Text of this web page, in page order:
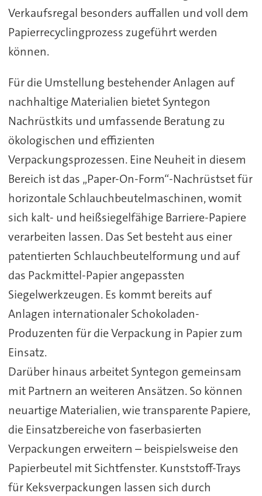
Verkaufsregal besonders auffallen und voll dem
Papierrecyclingprozess zugeführt werden
können.
Für die Umstellung bestehender Anlagen auf
nachhaltige Materialien bietet Syntegon
Nachrüstkits und umfassende Beratung zu
ökologischen und effizienten
Verpackungsprozessen. Eine Neuheit in diesem
Bereich ist das „Paper-On-Form“-Nachrüstset für
horizontale Schlauchbeutelmaschinen, womit
sich kalt- und heißsiegelfähige Barriere-Papiere
verarbeiten lassen. Das Set besteht aus einer
patentierten Schlauchbeutelformung und auf
das Packmittel-Papier angepassten
Siegelwerkzeugen. Es kommt bereits auf
Anlagen internationaler Schokoladen-
Produzenten für die Verpackung in Papier zum
Einsatz.
Darüber hinaus arbeitet Syntegon gemeinsam
mit Partnern an weiteren Ansätzen. So können
neuartige Materialien, wie transparente Papiere,
die Einsatzbereiche von faserbasierten
Verpackungen erweitern – beispielsweise den
Papierbeutel mit Sichtfenster. Kunststoff-Trays
für Keksverpackungen lassen sich durch